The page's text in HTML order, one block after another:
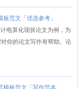
范文「优选参考」
电算化现状论文为例，为
你的论文写作有帮助。论
板范文「写作范本」